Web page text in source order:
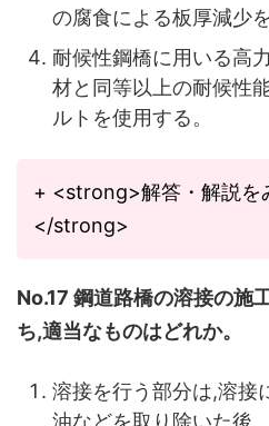
の腐食による板厚減少
耐候性鋼橋に用いる高
材と同等以上の耐候性
ルトを使用する。
+ <strong>解答・解説を
</strong>
No.17 鋼道路橋の溶接の施
ち,適当なものはどれか。
溶接を行う部分は,溶接
油などを取り除いた後